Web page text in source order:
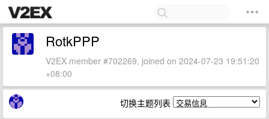
RotkPPP
V2EX member #702269, joined on 2024-07-23 19:51:20
+08:00
切换主题列表